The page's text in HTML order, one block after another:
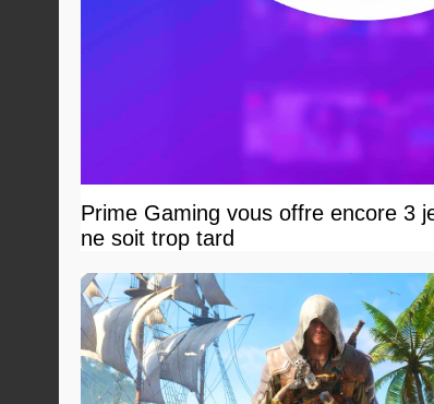
Prime Gaming vous offre encore 3
ne soit trop tard